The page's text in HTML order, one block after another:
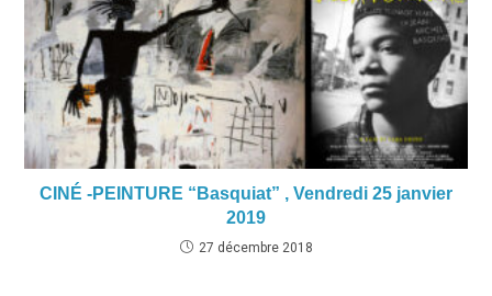
CINÉ -PEINTURE “Basquiat” , Vendredi 25 janvier
2019
27 décembre 2018